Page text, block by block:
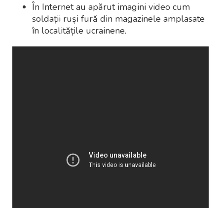
În Internet au apărut imagini video cum
soldații ruși fură din magazinele amplasate
în localitățile ucrainene.